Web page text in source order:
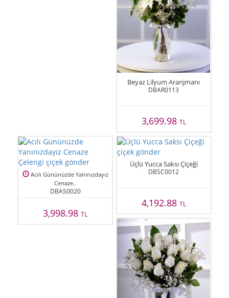
Beyaz Lilyum Aranjmanı
DBAR0113
3,699.98 TL
Acılı Gününüzde Yanınızdayız
Cenaze..
DBAS0020
3,998.98TL
Üçlü Yucca Saksı Çiçeği
DBSC0012
4,192.88 TL